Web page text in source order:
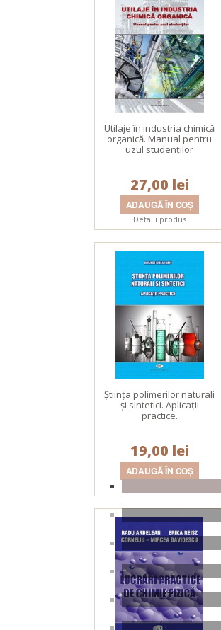
Utilaje în industria chimică
organică. Manual pentru
uzul studenţilor
27,00 lei
Detalii produs
Ştiinţa polimerilor naturali
şi sintetici. Aplicaţii
practice.
19,00 lei